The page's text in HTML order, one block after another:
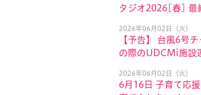
タジオ2026[春] 最
2026年06月02日（火）
【予告】 台風6号
の際のUDCMi施設
2026年06月02日（火）
6月16日 子育て応